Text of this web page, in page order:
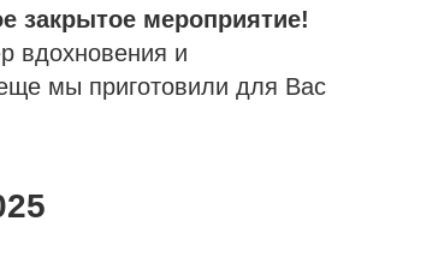
закрытое мероприятие!
вдохновения и
мы приготовили для Вас